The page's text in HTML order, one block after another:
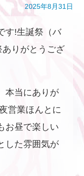
2025年8月31日
す!生誕祭（バ
りがとうござ
本当にありが
営業ほんとに
お昼で楽しい
した雰囲気が